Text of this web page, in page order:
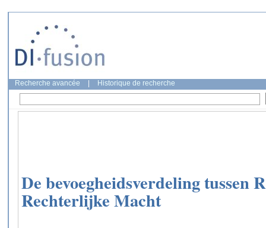
Recherche avancée Historique de recherche
De bevoegheidsverdeling tussen
Rechterlijke Macht